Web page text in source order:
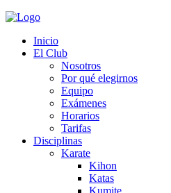
Inicio
El Club
Nosotros
Por qué elegirnos
Equipo
Exámenes
Horarios
Tarifas
Disciplinas
Karate
Kihon
Katas
Kumite